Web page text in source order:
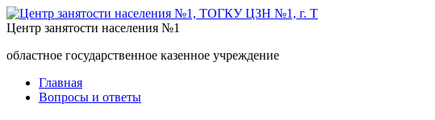
Центр занятости населения №1
областное государственное казенное учреждение
Главная
Вопросы и ответы